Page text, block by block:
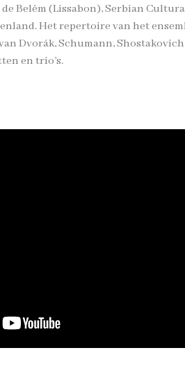
Belém (Lissabon), Serbian
Het repertoire van het
Dvorák, Schumann, Shostakovich
en trio’s.